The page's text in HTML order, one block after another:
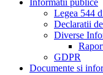
Informatii publice
Legea 544
Declaratii
Diverse
GDPR
Documente si